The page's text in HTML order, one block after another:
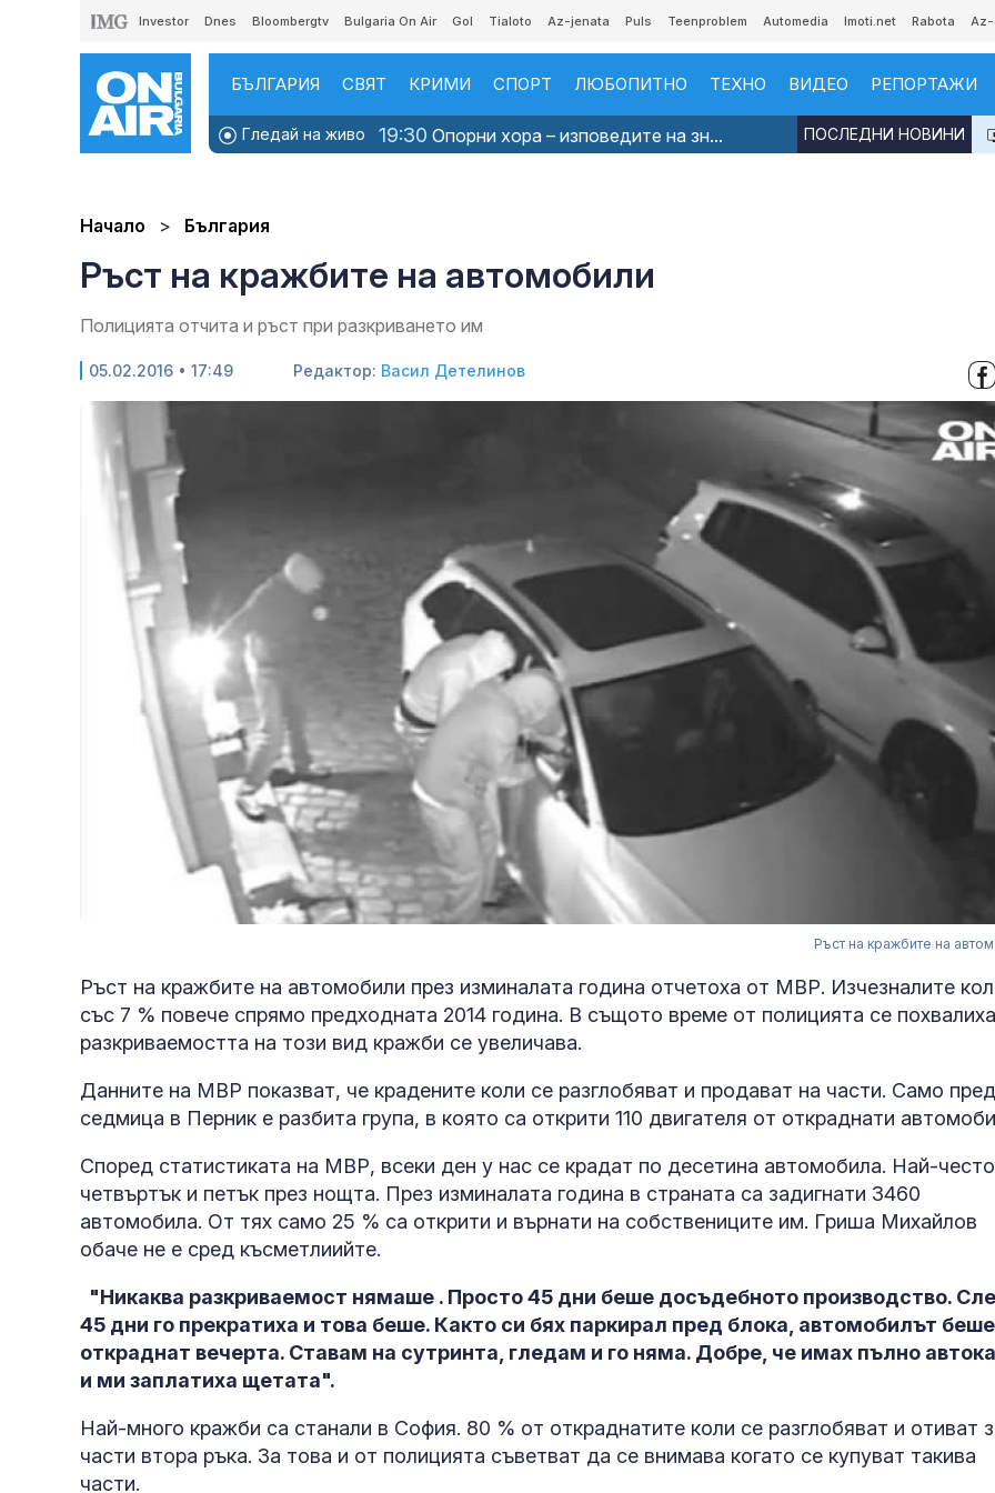
Investor Dnes Bloombergtv Bulgaria On Air Gol Tialoto Az-jenata Puls Teenproblem Automedia Imoti.net Rabota
БЪЛГАРИЯ СВЯТ КРИМИ СПОРТ ЛЮБОПИТНО ТЕХНО ВИДЕО РЕПОРТАЖИ
Гледай на живо 19:30 Опорни хора – изповедите на зн... ПОСЛЕДНИ НОВИНИ
Начало България
Ръст на кражбите на автомобили
Полицията отчита и ръст при разкриването им
05.02.2016 • 17:49 Редактор: Васил Детелинов
Ръст на кражбите на
Ръст на кражбите на автомобили през изминалата година отчетоха от МВР. Изчезналите
със 7 % повече спрямо предходната 2014 година. В същото време от полицията се
разкриваемостта на този вид кражби се увеличава.
Данните на МВР показват, че крадените коли се разглобяват и продават на части. Само
седмица в Перник е разбита група, в която са открити 110 двигателя от откраднати
Според статистиката на МВР, всеки ден у нас се крадат по десетина автомобила. Най-
четвъртък и петък през нощта. През изминалата година в страната са задигнати 3460
автомобила. От тях само 25 % са открити и върнати на собствениците им. Гриша Михайлов
обаче не е сред късметлиийте.
"Никаква разкриваемост нямаше . Просто 45 дни беше досъдебното производство.
45 дни го прекратиха и това беше. Както си бях паркирал пред блока, автомобилът беше
откраднат вечерта. Ставам на сутринта, гледам и го няма. Добре, че имах пълно
и ми заплатиха щетата".
Най-много кражби са станали в София. 80 % от откраднатите коли се разглобяват и отиват
части втора ръка. За това и от полицията съветват да се внимава когато се купуват такива
части.
УЕФА наложи 23 000
евро глоба на Левски
цените в лева и евро:
Потребители усещат
Топлинен
кърмачета:
трябва да
трябва ли да